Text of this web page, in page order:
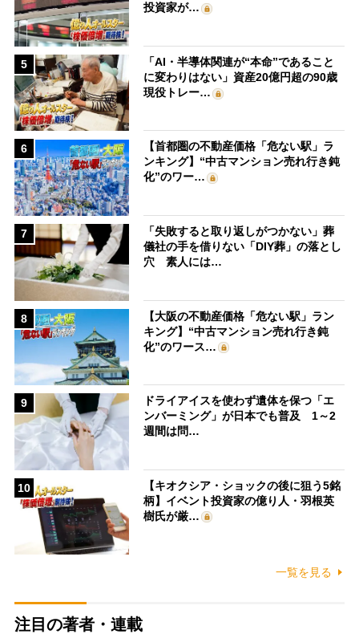
投資家が…
5
「AI・半導体関連が“本命”であること
に変わりはない」資産20億円超の90歳
現役トレー…
6
【首都圏の不動産価格「危ない駅」ラ
ンキング】“中古マンション売れ行き鈍
化”のワー…
7
「失敗すると取り返しがつかない」葬
儀社の手を借りない「DIY葬」の落とし
穴 素人には…
8
【大阪の不動産価格「危ない駅」ラン
キング】“中古マンション売れ行き鈍
化”のワース…
9
ドライアイスを使わず遺体を保つ「エ
ンバーミング」が日本でも普及 1～2
週間は問…
10
【キオクシア・ショックの後に狙う5銘
柄】イベント投資家の億り人・羽根英
樹氏が厳…
一覧を見る
注目の著者・連載